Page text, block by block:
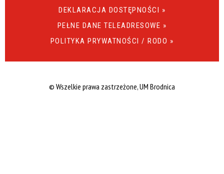
DEKLARACJA DOSTĘPNOŚCI »
PEŁNE DANE TELEADRESOWE »
POLITYKA PRYWATNOŚCI / RODO »
© Wszelkie prawa zastrzeżone, UM Brodnica